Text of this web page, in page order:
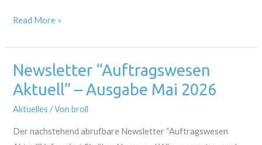
Read More »
Newsletter “Auftragswesen
Aktuell” – Ausgabe Mai 2026
Aktuelles / Vonbroll
Der nachstehend abrufbare Newsletter “Auftragswesen
Newsletter
“Auftragswesen
–
Ausgabe